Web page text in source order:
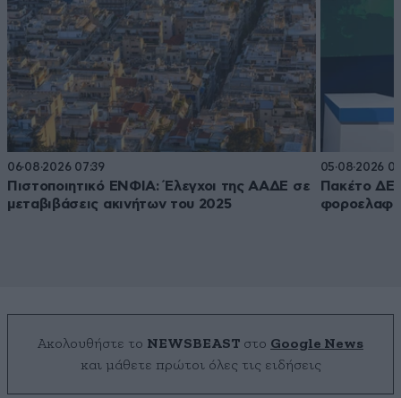
06·08·2026 07:39
Πιστοποιητικό ΕΝΦΙΑ: Έλεγχοι της ΑΑΔΕ σε
μεταβιβάσεις ακινήτων του 2025
05·08·2026
Πακέτο
Ακολουθήστε το NEWSBEAST στο Google News
και μάθετε πρώτοι όλες τις ειδήσεις